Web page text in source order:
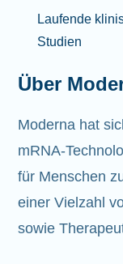
Laufende
Studien
Über
Moderna hat
mRNA-
für Menschen
einer Vielzahl
sowie